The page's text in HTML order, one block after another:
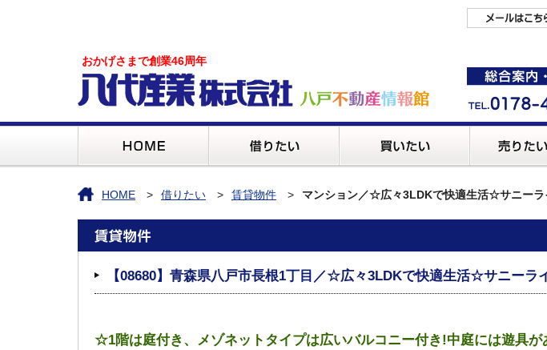
おかげさまで創業46周年
HOME 借りたい 賃貸物件 マンション／☆広々3LDKで快適生活☆サニー
【08680】青森県八戸市長根1丁目／☆広々3LDKで快適生活☆サニーラ
☆1階は庭付き、メゾネットタイプは広いバルコニー付き!中庭には遊具